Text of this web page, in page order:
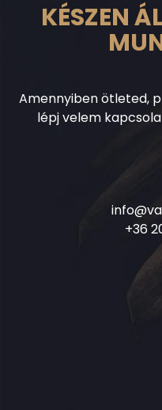
KÉSZEN
Amennyiben ötleted,
lépj velem
+36